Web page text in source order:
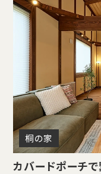
桐の家
カバードポーチで